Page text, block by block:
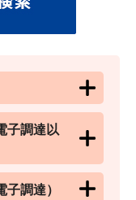
子調達以
調達）